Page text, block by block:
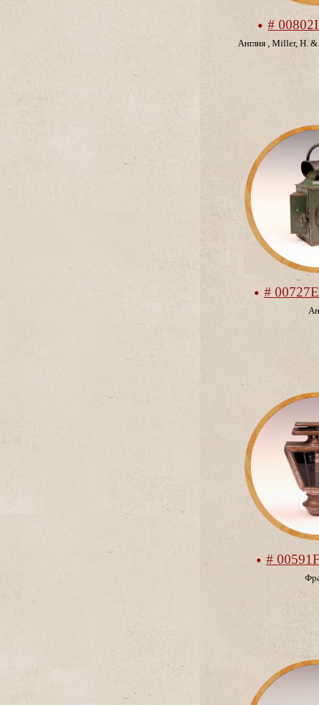
#
Англия, Miller, H. &
#
#